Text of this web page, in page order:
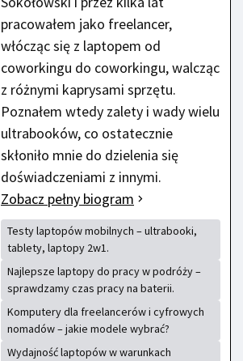
pracowałem jako freelancer,
włócząc się z laptopem od
coworkingu do coworkingu, walcząc
z różnymi kaprysami sprzętu.
Poznałem wtedy zalety i wady wielu
ultrabooków, co ostatecznie
skłoniło mnie do dzielenia się
doświadczeniami z innymi.
Zobacz pełny biogram
Testy laptopów mobilnych – ultrabooki,
tablety, laptopy 2w1.
Najlepsze laptopy do pracy w podróży –
sprawdzamy czas pracy na baterii.
Komputery dla freelancerów i cyfrowych
nomadów – jakie modele wybrać?
Wydajność laptopów w warunkach